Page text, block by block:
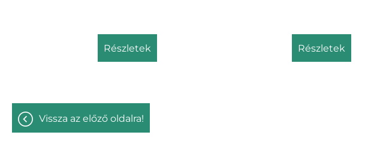
részletek részletek
vissza az előző oldalra!